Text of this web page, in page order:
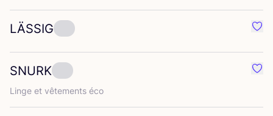
LÄSSIG
SNURK
Linge et vête­ments éco